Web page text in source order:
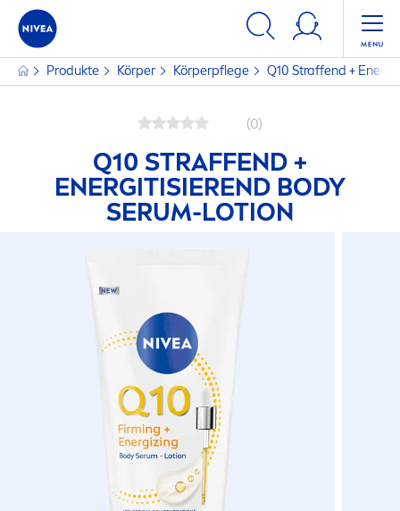
Produkte Körper Körperpflege Q10 Straffend +
(0)
Q10 STRAFFEND +
ENERGITISIEREND BODY
SERUM-LOTION